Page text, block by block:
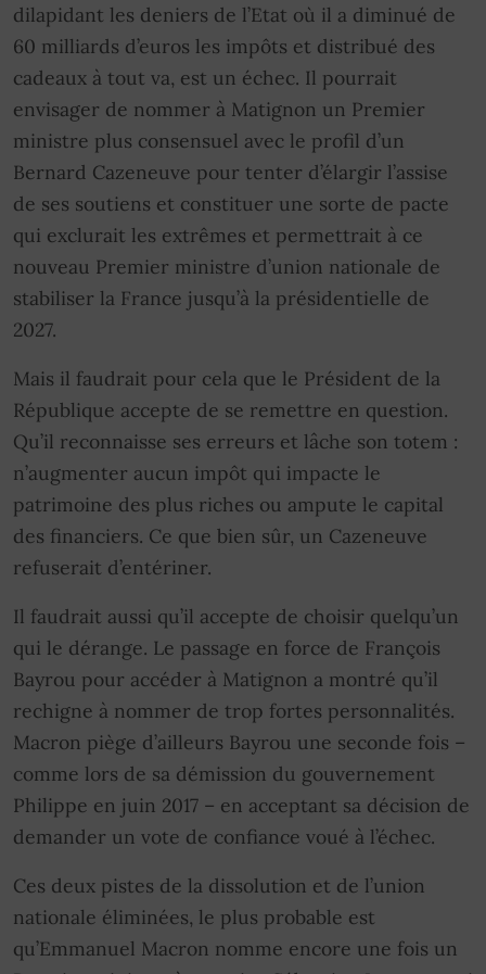
dilapidant les deniers de l’Etat où il a diminué de
60 milliards d’euros les impôts et distribué des
cadeaux à tout va, est un échec. Il pourrait
envisager de nommer à Matignon un Premier
ministre plus consensuel avec le profil d’un
Bernard Cazeneuve pour tenter d’élargir l’assise
de ses soutiens et constituer une sorte de pacte
qui exclurait les extrêmes et permettrait à ce
nouveau Premier ministre d’union nationale de
stabiliser la France jusqu’à la présidentielle de
2027.
Mais il faudrait pour cela que le Président de la
République accepte de se remettre en question.
Qu’il reconnaisse ses erreurs et lâche son totem :
n’augmenter aucun impôt qui impacte le
patrimoine des plus riches ou ampute le capital
des financiers. Ce que bien sûr, un Cazeneuve
refuserait d’entériner.
Il faudrait aussi qu’il accepte de choisir quelqu’un
qui le dérange. Le passage en force de François
Bayrou pour accéder à Matignon a montré qu’il
rechigne à nommer de trop fortes personnalités.
Macron piège d’ailleurs Bayrou une seconde fois –
comme lors de sa démission du gouvernement
Philippe en juin 2017 – en acceptant sa décision de
demander un vote de confiance voué à l’échec.
Ces deux pistes de la dissolution et de l’union
nationale éliminées, le plus probable est
qu’Emmanuel Macron nomme encore une fois un